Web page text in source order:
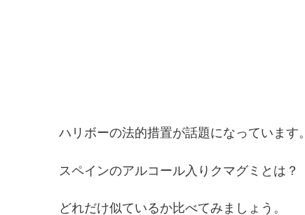
ハリボーの法的措置が話題になっています。
スペインのアルコール入りクマグミとは？
どれだけ似ているか比べてみましょう。